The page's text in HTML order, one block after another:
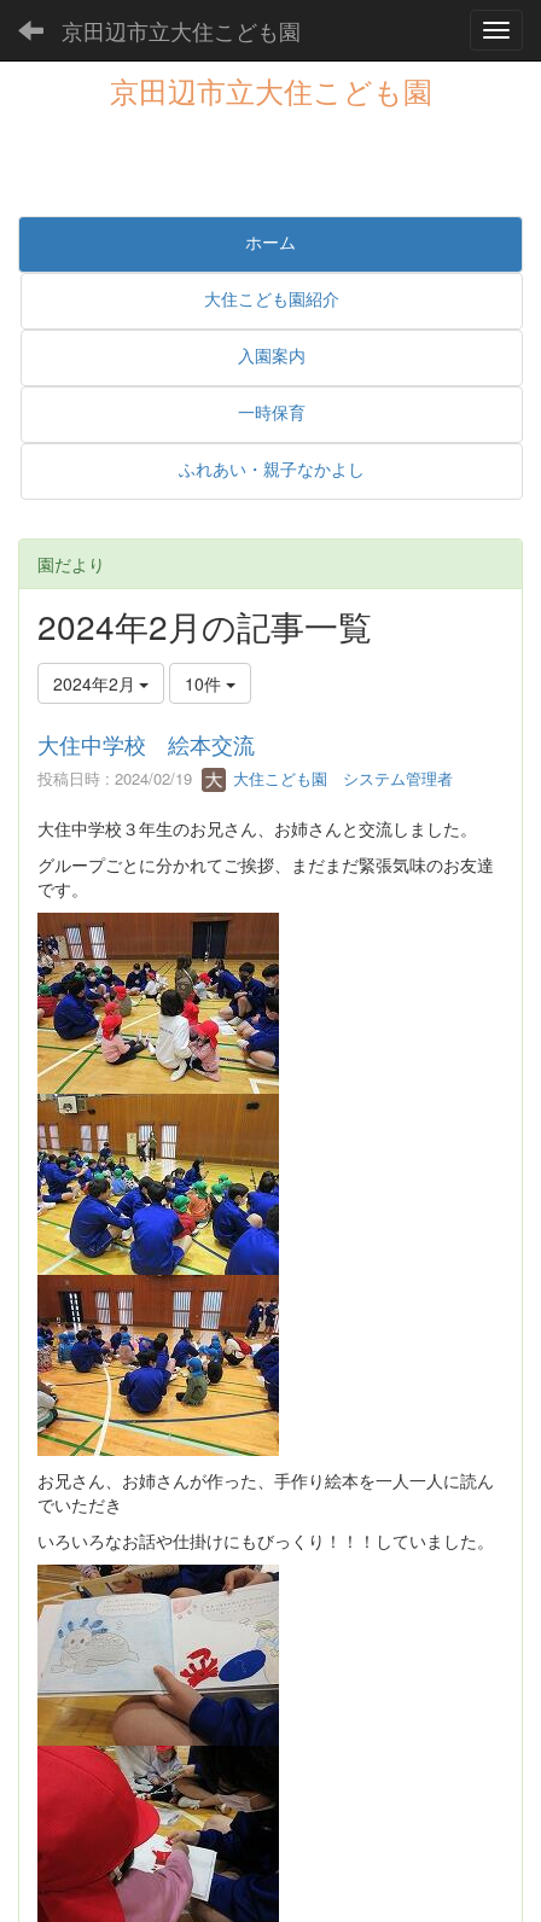
京田辺市立大住こども園
京田辺市立大住こども園
ホーム
大住こども園紹介
入園案内
一時保育
ふれあい・親子なかよし
園だより
2024年2月の記事一覧
2024年2月 10件
大住中学校 絵本交流
投稿日時 : 2024/02/19 大住こども園 システム管理者
大住中学校３年生のお兄さん、お姉さんと交流しました。
グループごとに分かれてご挨拶、まだまだ緊張気味のお友達
です。
お兄さん、お姉さんが作った、手作り絵本を一人一人に読ん
でいただき
いろいろなお話や仕掛けにもびっくり！！！していました。